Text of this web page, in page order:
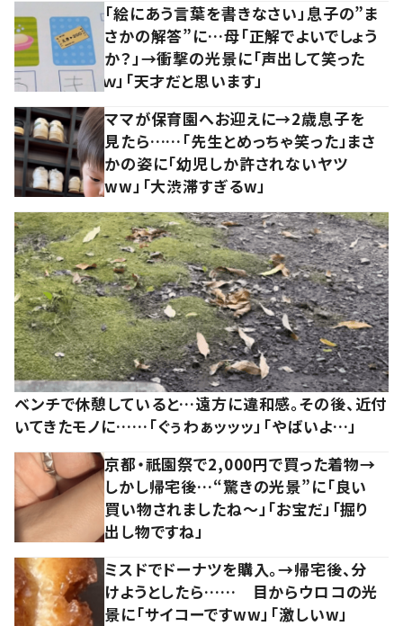
「絵にあう言葉を書きなさい」息子の”ま
さかの解答”に…母「正解でよいでしょう
か？」→衝撃の光景に「声出して笑った
ｗ」「天才だと思います」
ママが保育園へお迎えに→2歳息子を
見たら……「先生とめっちゃ笑った」まさ
かの姿に「幼児しか許されないヤツ
ww」「大渋滞すぎるw」
ベンチで休憩していると…遠方に違和感。その後、近付
いてきたモノに……「ぐぅわぁッッッ」「やばいよ…」
京都・祇園祭で2,000円で買った着物→
しかし帰宅後…“驚きの光景”に「良い
買い物されましたね～」「お宝だ」「掘り
出し物ですね」
ミスドでドーナツを購入。→帰宅後、分
けようとしたら…… 目からウロコの光
景に「サイコーですww」「激しいw」